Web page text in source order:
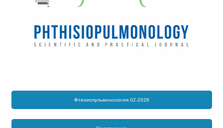
Фтизиопульмонология 02-2026